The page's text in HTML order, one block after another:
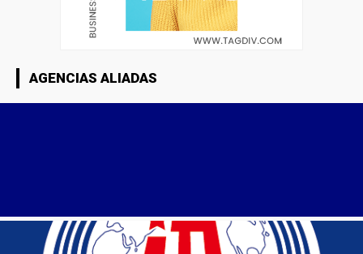
AGENCIAS ALIADAS